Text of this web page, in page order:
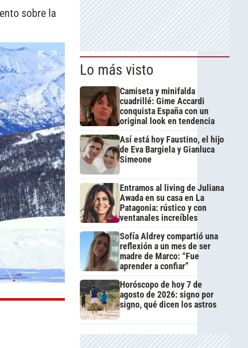
sobre la
Lo más visto
Camiseta y minifalda
cuadrillé: Gime Accardi
conquista España con un
original look en tendencia
Así está hoy Faustino, el hijo
de Eva Bargiela y Gianluca
Simeone
Entramos al living de Juliana
Awada en su casa en La
Patagonia: rústico y con
ventanales increíbles
Sofía Aldrey compartió una
reflexión a un mes de ser
madre de Marco: “Fue
aprender a confiar”
Horóscopo de hoy 7 de
agosto de 2026: signo por
signo, qué dicen los astros